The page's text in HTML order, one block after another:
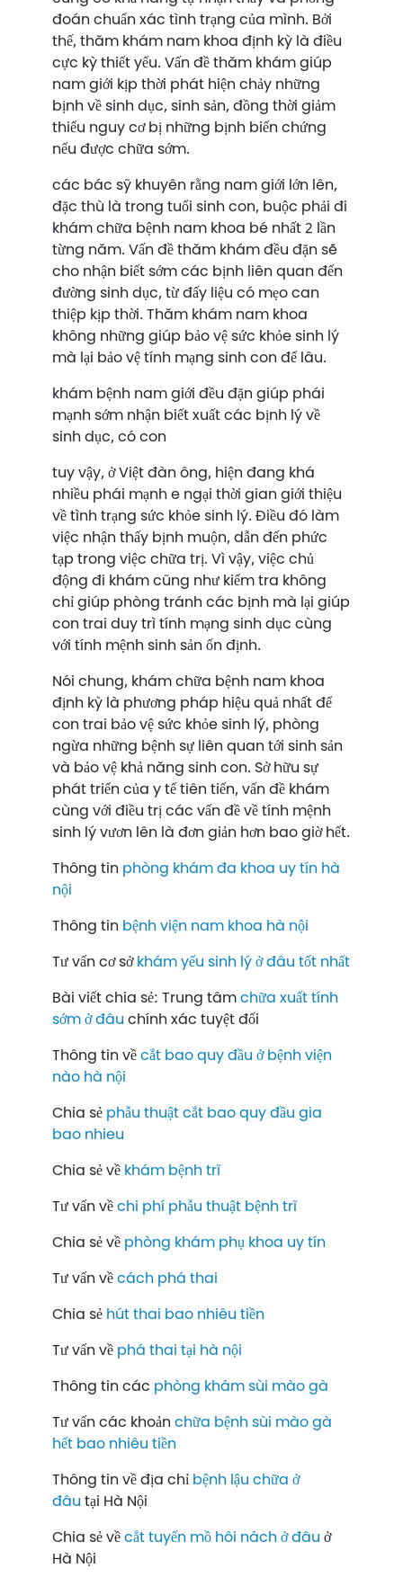
đoán chuẩn xác tình trạng của mình. Bởi
thế, thăm khám nam khoa định kỳ là điều
cực kỳ thiết yếu. Vấn đề thăm khám giúp
nam giới kịp thời phát hiện chảy những
bịnh về sinh dục, sinh sản, đồng thời giảm
thiểu nguy cơ bị những bịnh biến chứng
nếu được chữa sớm.
các bác sỹ khuyên rằng nam giới lớn lên,
đặc thù là trong tuổi sinh con, buộc phải đi
khám chữa bệnh nam khoa bé nhất 2 lần
từng năm. Vấn đề thăm khám đều đặn sẽ
cho nhận biết sớm các bịnh liên quan đến
đường sinh dục, từ đấy liệu có mẹo can
thiệp kịp thời. Thăm khám nam khoa
không những giúp bảo vệ sức khỏe sinh lý
mà lại bảo vệ tính mạng sinh con để lâu.
khám bệnh nam giới đều đặn giúp phái
mạnh sớm nhận biết xuất các bịnh lý về
sinh dục, có con
tuy vậy, ở Việt đàn ông, hiện đang khá
nhiều phái mạnh e ngại thời gian giới thiệu
về tình trạng sức khỏe sinh lý. Điều đó làm
việc nhận thấy bịnh muộn, dẫn đến phức
tạp trong việc chữa trị. Vì vậy, việc chủ
động đi khám cũng như kiểm tra không
chỉ giúp phòng tránh các bịnh mà lại giúp
con trai duy trì tính mạng sinh dục cùng
với tính mệnh sinh sản ổn định.
Nói chung, khám chữa bệnh nam khoa
định kỳ là phương pháp hiệu quả nhất để
con trai bảo vệ sức khỏe sinh lý, phòng
ngừa những bệnh sự liên quan tới sinh sản
và bảo vệ khả năng sinh con. Sở hữu sự
phát triển của y tế tiên tiến, vấn đề khám
cùng với điều trị các vấn đề về tính mệnh
sinh lý vươn lên là đơn giản hơn bao giờ hết.
Thông tin phòng khám đa khoa uy tín hà
nội
Thông tin bệnh viện nam khoa hà nội
Tư vấn cơ sởkhám yếu sinh lý ở đâu tốt nhất
Bài viết chia sẻ: Trung tâmchữa xuất tính
sớm ở đâu chính xác tuyệt đối
Thông tin vềcắt bao quy đầu ở bệnh viện
nào hà nội
Chia sẻ phẫu thuật cắt bao quy đầu gia
bao nhieu
Chia sẻ về khám bệnh trĩ
Tư vấn vềchi phí phẫu thuật bệnh trĩ
Chia sẻ về phòng khám phụ khoa uy tín
Tư vấn vềcách phá thai
Chia sẻ hút thai bao nhiêu tiền
Tư vấn về phá thai tại hà nội
Thông tin các phòng khám sùi mào gà
Tư vấn các khoảnchữa bệnh sùi mào gà
hết bao nhiêu tiền
Thông tin về địa chỉ bệnh lậu chữa ở
đâu tại Hà Nội
Chia sẻ vềcắt tuyến mồ hôi nách ở đâu ở
Hà Nội